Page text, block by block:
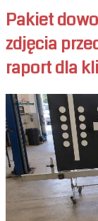
Pakiet
zdjęcia
raport dla